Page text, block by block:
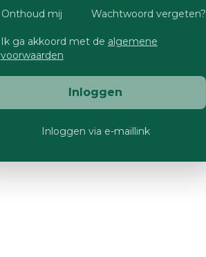
Onthoud mij Wachtwoord vergeten?
Ik ga akkoord met de algemene
voorwaarden
Inloggen
Inloggen via e-maillink